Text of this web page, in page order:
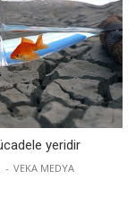
yeridir
- VEKA MEDYA